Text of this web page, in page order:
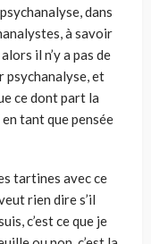
dans
à savoir
il n’y a pas de
psychanalyse, et
ce dont part la
tant que pensée
tartines avec ce
rien dire s’il
c’est ce que je